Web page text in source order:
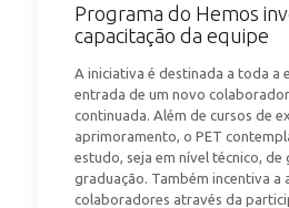
Programa do Hemos
capacitação da equipe
A iniciativa é destinada a toda a
entrada de um novo
continuada. Além de cursos de
aprimoramento, o PET
estudo, seja em nível técnico, de
graduação. Também incentiva a
colaboradores através da